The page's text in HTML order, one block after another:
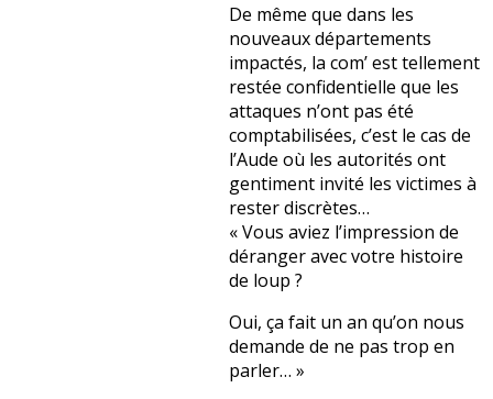
De même que dans les
nouveaux départements
impactés, la com’ est tellement
restée confidentielle que les
attaques n’ont pas été
comptabilisées, c’est le cas de
l’Aude où les autorités ont
gentiment invité les victimes à
rester discrètes…
« Vous aviez l’impression de
déranger avec votre histoire
de loup ?
Oui, ça fait un an qu’on nous
demande de ne pas trop en
parler… »